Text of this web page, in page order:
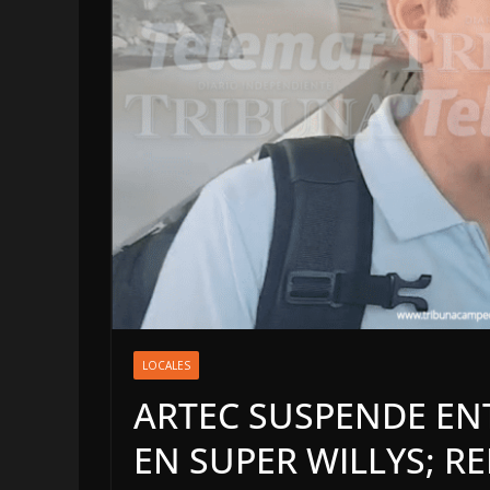
LOCALES
ARTEC SUSPENDE
EN SUPER WILLYS;
OPINIÓN
5 agosto, 2026